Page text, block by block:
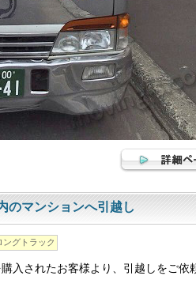
のマンションへ引越し
ングトラック
入されたお客様より、引越しをご依